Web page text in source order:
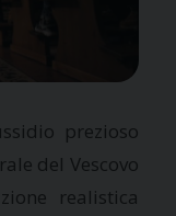
prezioso
del Vescovo
realistica